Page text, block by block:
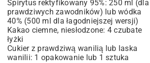
Spirytus rektyfikowany 95%: 250 ml (dla
prawdziwych zawodników) lub wódka
40% (500 ml dla łagodniejszej wersji)
Kakao ciemne, niesłodzone: 4 czubate
łyżki
Cukier z prawdziwą wanilią lub laska
wanilii: 1 opakowanie lub 1 sztuka